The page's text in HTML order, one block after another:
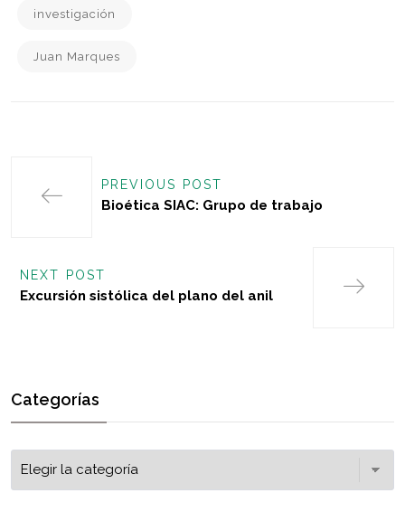
investigación
Juan Marques
PREVIOUS POST
Bioética SIAC: Grupo de trabajo
NEXT POST
Excursión sistólica del plano del anil
Categorías